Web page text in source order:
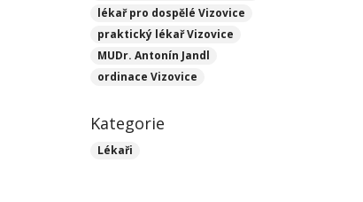
lékař pro dospělé Vizovice
praktický lékař Vizovice
MUDr. Antonín Jandl
ordinace Vizovice
Kategorie
Lékaři